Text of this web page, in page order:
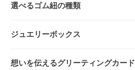
選べるゴム紐の種類
ジュエリーボックス
想いを伝えるグリーティングカード